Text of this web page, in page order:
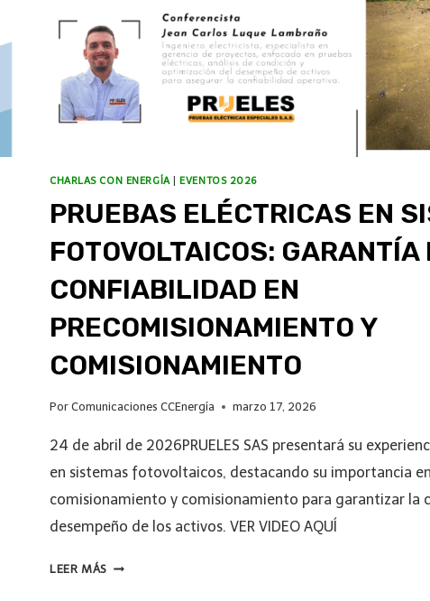
CHARLAS CON ENERGÍA |EVENTOS 2026
PRUEBAS ELÉCTRICAS EN
FOTOVOLTAICOS: GARANTÍA
CONFIABILIDAD EN
PRECOMISIONAMIENTO Y
COMISIONAMIENTO
Por Comunicaciones CCEnergía marzo 17, 2026
24 de abril de 2026PRUELES SAS presentará su
en sistemas fotovoltaicos, destacando su importancia
comisionamiento y comisionamiento para garantizar la
desempeño de los activos. VER VIDEO AQUÍ
LEER MÁS